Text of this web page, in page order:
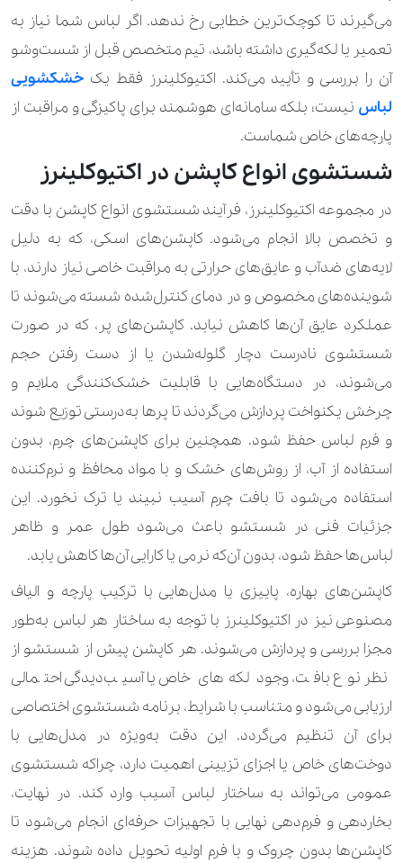
آغوشی کودک 350.000 تومان
پتو کودک 560.000 تومان
تشک کودک 700.000 تومان
عروسک بزرگ
عروسک معمولی 340.000 تومان
کفش کودک و نوزاد 490.000 تومان
لباس مجلسی کودک 260.000 تومان 350.000 تومان
910.000 تومان
اقلام خاص 2 210.000 تومان
اورکت 210.000 تومان 560.000 تومان
بارانی 280.000 تومان 630.000 تومان
بارانی چرم مصنوعی 450.000 تومان 770.000 تومان
بلوز
پاپیون 190.000 تومان
پافر 420.000 تومان
می‌گیرند تا کوچک‌ترین خطایی رخ ندهد. اگر لباس شما نیاز به
تعمیر یا لکه‌گیری داشته باشد، تیم متخصص قبل از شست‌وشو
آن را بررسی و تأیید می‌کند. اکتیوکلینرز فقط یک خشکشویی
لباس نیست؛ بلکه سامانه‌ای هوشمند برای پاکیزگی و مراقبت از
پارچه‌های خاص شماست.
شستشوی انواع کاپشن در اکتیوکلینرز
در مجموعه اکتیوکلینرز، فرآیند شستشوی انواع کاپشن با دقت
و تخصص بالا انجام می‌شود. کاپشن‌های اسکی، که به دلیل
لایه‌های ضدآب و عایق‌های حرارتی به مراقبت خاصی نیاز دارند، با
شوینده‌های مخصوص و در دمای کنترل‌شده شسته می‌شوند تا
عملکرد عایق آن‌ها کاهش نیابد. کاپشن‌های پر، که در صورت
شستشوی نادرست دچار گلوله‌شدن یا از دست رفتن حجم
می‌شوند، در دستگاه‌هایی با قابلیت خشک‌کنندگی ملایم و
چرخش یکنواخت پردازش می‌گردند تا پرها به‌درستی توزیع شوند
و فرم لباس حفظ شود. همچنین برای کاپشن‌های چرم، بدون
استفاده از آب، از روش‌های خشک و با مواد محافظ و نرم‌کننده
استفاده می‌شود تا بافت چرم آسیب نبیند یا ترک نخورد. این
جزئیات فنی در شستشو باعث می‌شود طول عمر و ظاهر
لباس‌ها حفظ شود، بدون آن‌که نرمی یا کارایی آن‌ها کاهش یابد.
کاپشن‌های بهاره، پاییزی یا مدل‌هایی با ترکیب پارچه و الیاف
مصنوعی نیز در اکتیوکلینرز با توجه به ساختار هر لباس به‌طور
مجزا بررسی و پردازش می‌شوند. هر کاپشن پیش از شستشو از
نظر نوع بافت، وجود لکه‌های خاص یا آسیب‌دیدگی احتمالی
ارزیابی می‌شود و متناسب با شرایط، برنامه شستشوی اختصاصی
برای آن تنظیم می‌گردد. این دقت به‌ویژه در مدل‌هایی با
دوخت‌های خاص یا اجزای تزیینی اهمیت دارد، چراکه شستشوی
عمومی می‌تواند به ساختار لباس آسیب وارد کند. در نهایت،
بخاردهی و فرم‌دهی نهایی با تجهیزات حرفه‌ای انجام می‌شود تا
کاپشن‌ها بدون چروک و با فرم اولیه تحویل داده شوند. هزینه